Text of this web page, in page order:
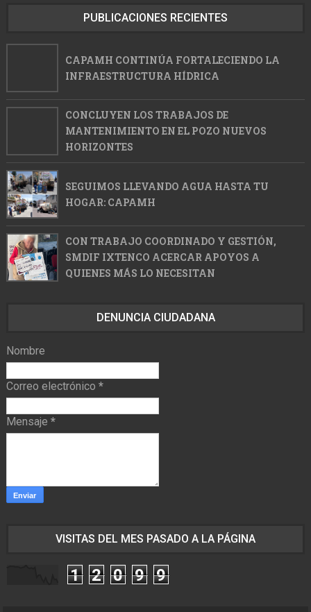
PUBLICACIONES RECIENTES
CAPAMH CONTINÚA FORTALECIENDO LA
INFRAESTRUCTURA HÍDRICA
CONCLUYEN LOS TRABAJOS DE
MANTENIMIENTO EN EL POZO NUEVOS
HORIZONTES
SEGUIMOS LLEVANDO AGUA HASTA TU
HOGAR: CAPAMH
CON TRABAJO COORDINADO Y GESTIÓN,
SMDIF IXTENCO ACERCAR APOYOS A
QUIENES MÁS LO NECESITAN
DENUNCIA CIUDADANA
Nombre
Correo electrónico *
Mensaje *
VISITAS DEL MES PASADO A LA PÁGINA
1 2 0 9 9